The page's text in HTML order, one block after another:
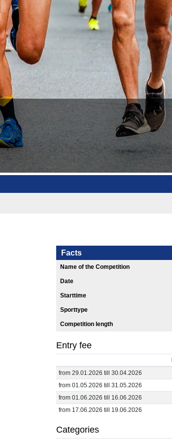
Facts
Name of the Competition
Date
Starttime
Sporttype
Competition length
Entry fee
from 29.01.2026 till 30.04.2026
from 01.05.2026 till 31.05.2026
from 01.06.2026 till 16.06.2026
from 17.06.2026 till 19.06.2026
Categories